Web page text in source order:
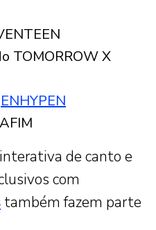
TOMORROW X
ENHYPEN
de canto e
com
também fazem parte